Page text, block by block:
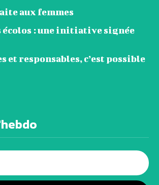
aux femmes
écolos : une initiative signée
et responsables, c’est possible